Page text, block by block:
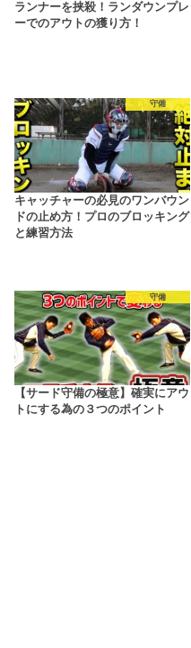
ランナーを挟殺！ランダウンプレ
ーでのアウトの獲り方！
守備
キャッチャーの必見のワンバウン
ドの止め方！プロのブロッキング
と練習方法
守備
【サード守備の極意】確実にアウ
トにする為の３つのポイント